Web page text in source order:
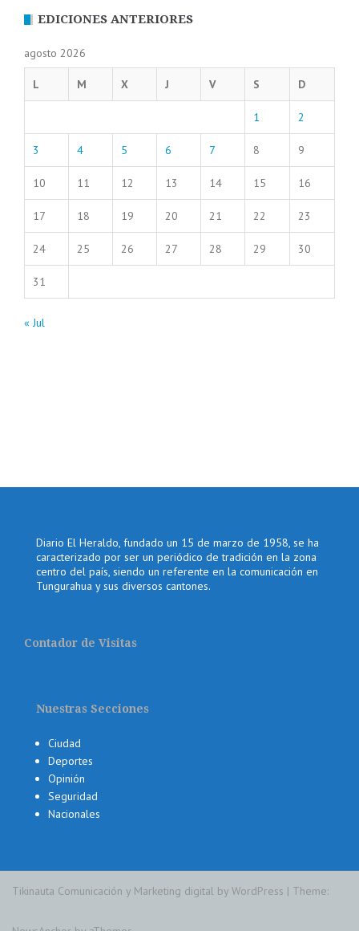
EDICIONES ANTERIORES
agosto 2026
L M X J V S D
1 2
3 4 5 6 7 8 9
10 11 12 13 14 15 16
17 18 19 20 21 22 23
24 25 26 27 28 29 30
31
« Jul
Diario El Heraldo, fundado un 15 de marzo de 1958, se ha
caracterizado por ser un periódico de tradición en la zona
centro del país, siendo un referente en la comunicación en
Tungurahua y sus diversos cantones.
Contador de Visitas
Nuestras Secciones
Ciudad
Deportes
Opinión
Seguridad
Nacionales
Tikinauta Comunicación y Marketing digital by WordPress | Theme: